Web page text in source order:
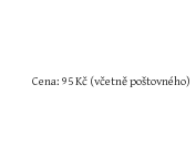
Cena: 95 Kč (včetně poštovného)